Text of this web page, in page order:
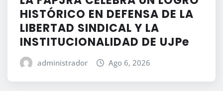
HISTÓRICO EN DEFENSA DE LA
LIBERTAD SINDICAL Y LA
INSTITUCIONALIDAD DE UJPe
administrador Ago 6, 2026